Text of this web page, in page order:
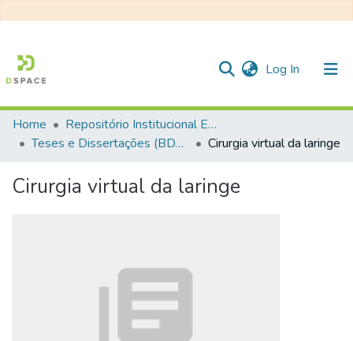
Log In (current)
Communities & Collections
Statistics
Home
Repositório Institucional EESC
Teses e Dissertações (BDTD USP)
Cirurgia virtual da laringe
Cirurgia virtual da laringe